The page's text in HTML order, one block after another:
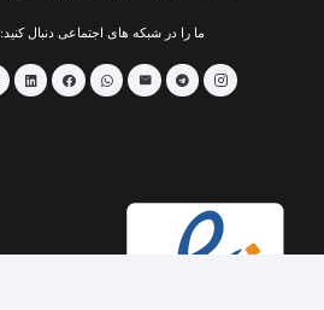
ما را در شبکه های اجتماعی دنبال کنید: